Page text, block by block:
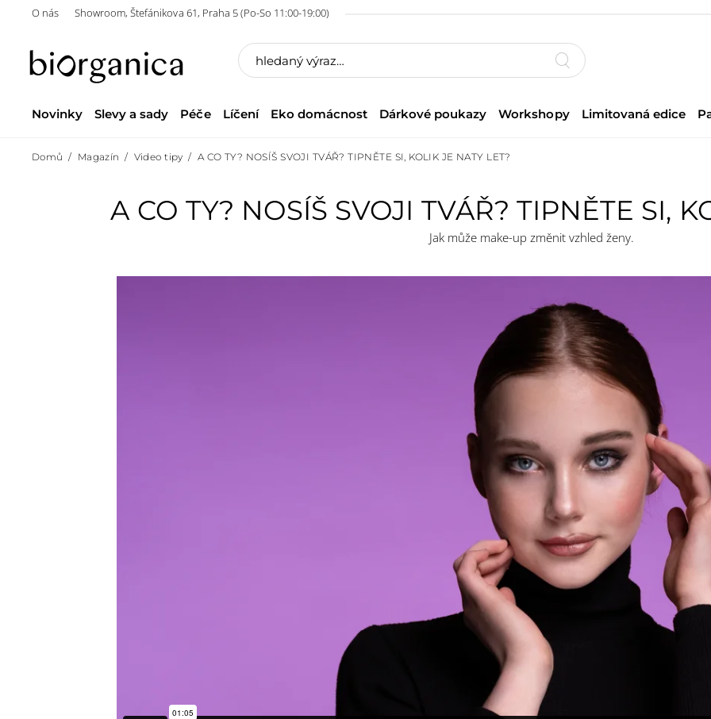
O nás Showroom, Štefánikova 61, Praha 5 (Po-So 11:00-19:00)
Novinky Slevy a sady Péče Líčení Eko domácnost Dárkové poukazy Workshopy Limitovaná edice
Domů Magazín Video tipy A CO TY? NOSÍŠ SVOJI TVÁŘ? TIPNĚTE SI, KOLIK JE NATY LET?
A CO TY? NOSÍŠ SVOJI TVÁŘ? TIPNĚTE SI,
Jak může make-up změnit vzhled ženy.